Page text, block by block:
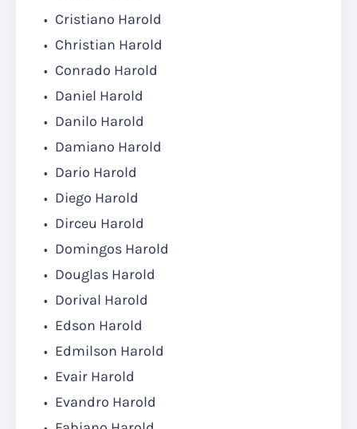
Cristiano Harold
Christian Harold
Conrado Harold
Daniel Harold
Danilo Harold
Damiano Harold
Dario Harold
Diego Harold
Dirceu Harold
Domingos Harold
Douglas Harold
Dorival Harold
Edson Harold
Edmilson Harold
Evair Harold
Evandro Harold